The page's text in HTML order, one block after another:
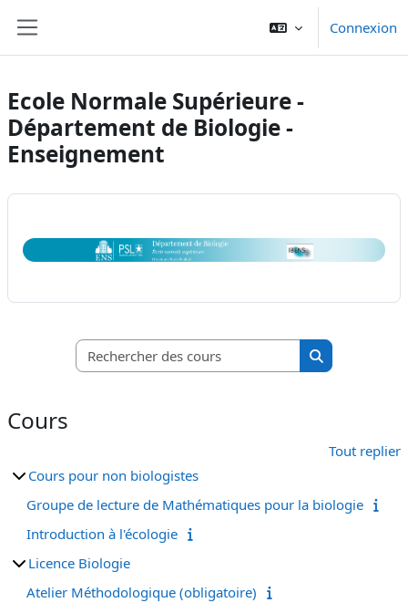
Connexion
Ecole Normale Supérieure -
Département de Biologie -
Enseignement
Rechercher des
Rechercher
Cours
Tout replier
Cours pour non biologistes
Groupe de lecture de Mathématiques pour la biologie
Introduction à l'écologie
Licence Biologie
Atelier Méthodologique (obligatoire)